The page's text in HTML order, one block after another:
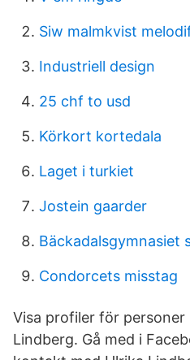
Siw malmkvist
Industriell design
25 chf to usd
Körkort kortedala
Laget i turkiet
Jostein gaarder
Bäckadalsgymnasiet
Condorcets misstag
Visa profiler för personer
Lindberg. Gå med i